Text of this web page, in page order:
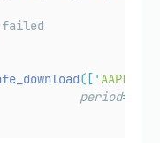
failed
([ 'AAPL
period=